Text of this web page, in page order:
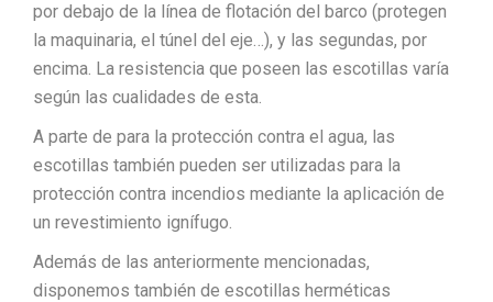
por debajo de la línea de flotación del barco (protegen
la maquinaria, el túnel del eje…), y las segundas, por
encima. La resistencia que poseen las escotillas varía
según las cualidades de esta.
A parte de para la protección contra el agua, las
escotillas también pueden ser utilizadas para la
protección contra incendios mediante la aplicación de
un revestimiento ignífugo.
Además de las anteriormente mencionadas,
disponemos también de escotillas herméticas